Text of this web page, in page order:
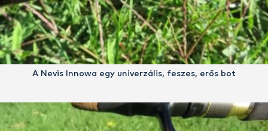
A Nevis Innowa egy univerzális, feszes, erős bot